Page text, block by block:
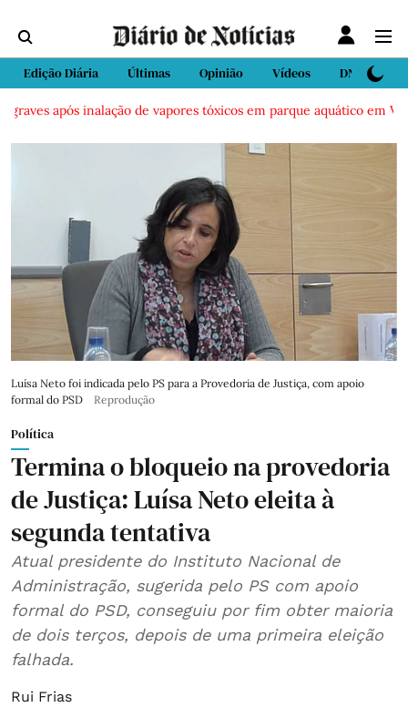
Edição Diária Últimas Opinião Vídeos DN Sport
após inalação de vapores tóxicos em parque aquático em
Luísa Neto foi indicada pelo PS para a Provedoria de Justiça, com apoio
formal do PSD
Reprodução
Política
Termina o bloqueio na provedoria
de Justiça: Luísa Neto eleita à
segunda tentativa
Atual presidente do Instituto Nacional de
Administração, sugerida pelo PS com apoio
formal do PSD, conseguiu por fim obter maioria
de dois terços, depois de uma primeira eleição
falhada.
Rui Frias